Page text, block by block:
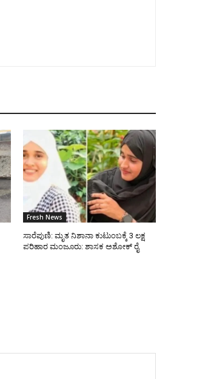
Fresh News
ಸಾರೆಪುಣಿ: ಮೃತ ನಿಶಾನಾ ಕುಟುಂಬಕ್ಕೆ 3 ಲಕ್ಷ
ಪರಿಹಾರ ಮಂಜೂರು: ಶಾಸಕ ಅಶೋಕ್ ರೈ